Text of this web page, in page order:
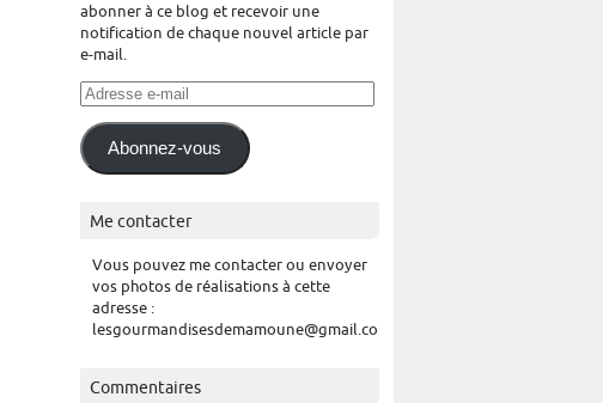
abonner à ce blog et recevoir une
notification de chaque nouvel article par
e-mail.
Adresse
mail
Abonnez-vous
Me contacter
Vous pouvez me contacter ou envoyer
vos photos de réalisations à cette
adresse :
lesgourmandisesdemamoune@gmail.com
Commentaires